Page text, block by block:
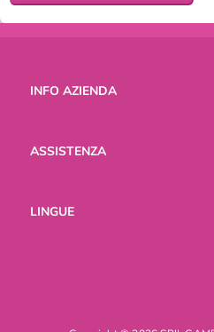
INFO AZIENDA
ASSISTENZA
LINGUE